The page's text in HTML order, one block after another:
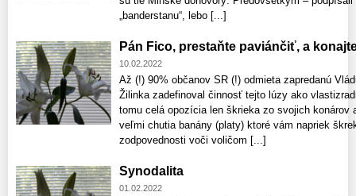
„banderstanu“, lebo [...]
Pán Fico, prestaňte paviánčiť, a
10.02.2022
Až (!) 90% občanov SR (!) odmieta zapredanú
Žilinka zadefinoval činnosť tejto lúzy ako
tomu celá opozícia len škrieka zo svojich konárov
veľmi chutia banány (platy) ktoré vám napriek
zodpovednosti voči voličom [...]
Synodalita
01.02.2022